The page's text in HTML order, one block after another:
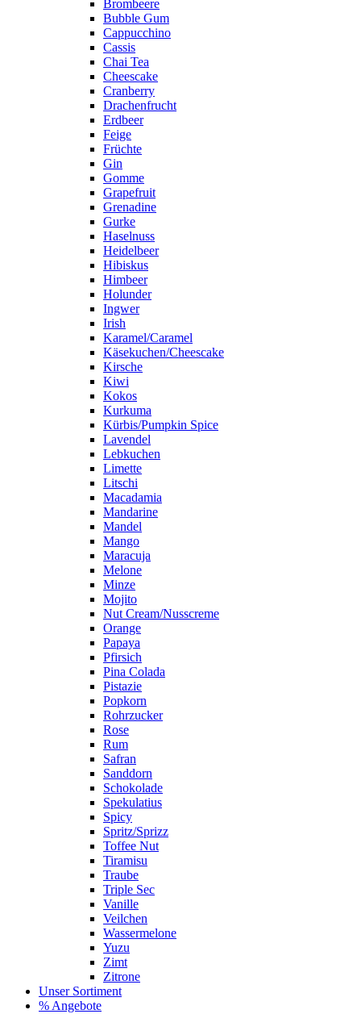
Brombeere
Bubble Gum
Cappucchino
Cassis
Chai Tea
Cheescake
Cranberry
Drachenfrucht
Erdbeer
Feige
Früchte
Gin
Gomme
Grapefruit
Grenadine
Gurke
Haselnuss
Heidelbeer
Hibiskus
Himbeer
Holunder
Ingwer
Irish
Karamel/Caramel
Käsekuchen/Cheescake
Kirsche
Kiwi
Kokos
Kurkuma
Kürbis/Pumpkin Spice
Lavendel
Lebkuchen
Limette
Litschi
Macadamia
Mandarine
Mandel
Mango
Maracuja
Melone
Minze
Mojito
Nut Cream/Nusscreme
Orange
Papaya
Pfirsich
Pina Colada
Pistazie
Popkorn
Rohrzucker
Rose
Rum
Safran
Sanddorn
Schokolade
Spekulatius
Spicy
Spritz/Sprizz
Toffee Nut
Tiramisu
Traube
Triple Sec
Vanille
Veilchen
Wassermelone
Yuzu
Zimt
Zitrone
Unser Sortiment
% Angebote